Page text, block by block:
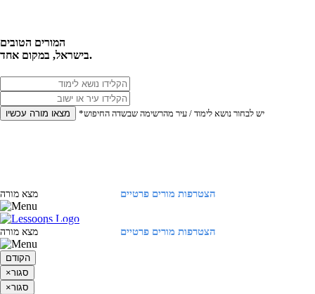
המורים הטובים
בישראל, במקום אחד.
מצאו מורה עכשיו *יש לבחור נושא לימוד / עיר מהרשימה שבשדה החיפוש
הצטרפות מורים פרטיים מצא מורה
הצטרפות מורים פרטיים מצא מורה
הקודם
×סגור
×סגור